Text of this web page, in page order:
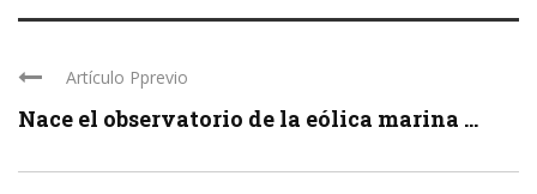
Artículo Pprevio
Nace el observatorio de la eólica marina ...